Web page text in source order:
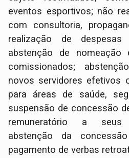
eventos esportivos; não
com consultoria,
realização de
abstenção de nomeação
comissionados;
novos servidores efetivos
para áreas de saúde,
suspensão de concessão
remuneratório a seus
abstenção da
pagamento de verbas